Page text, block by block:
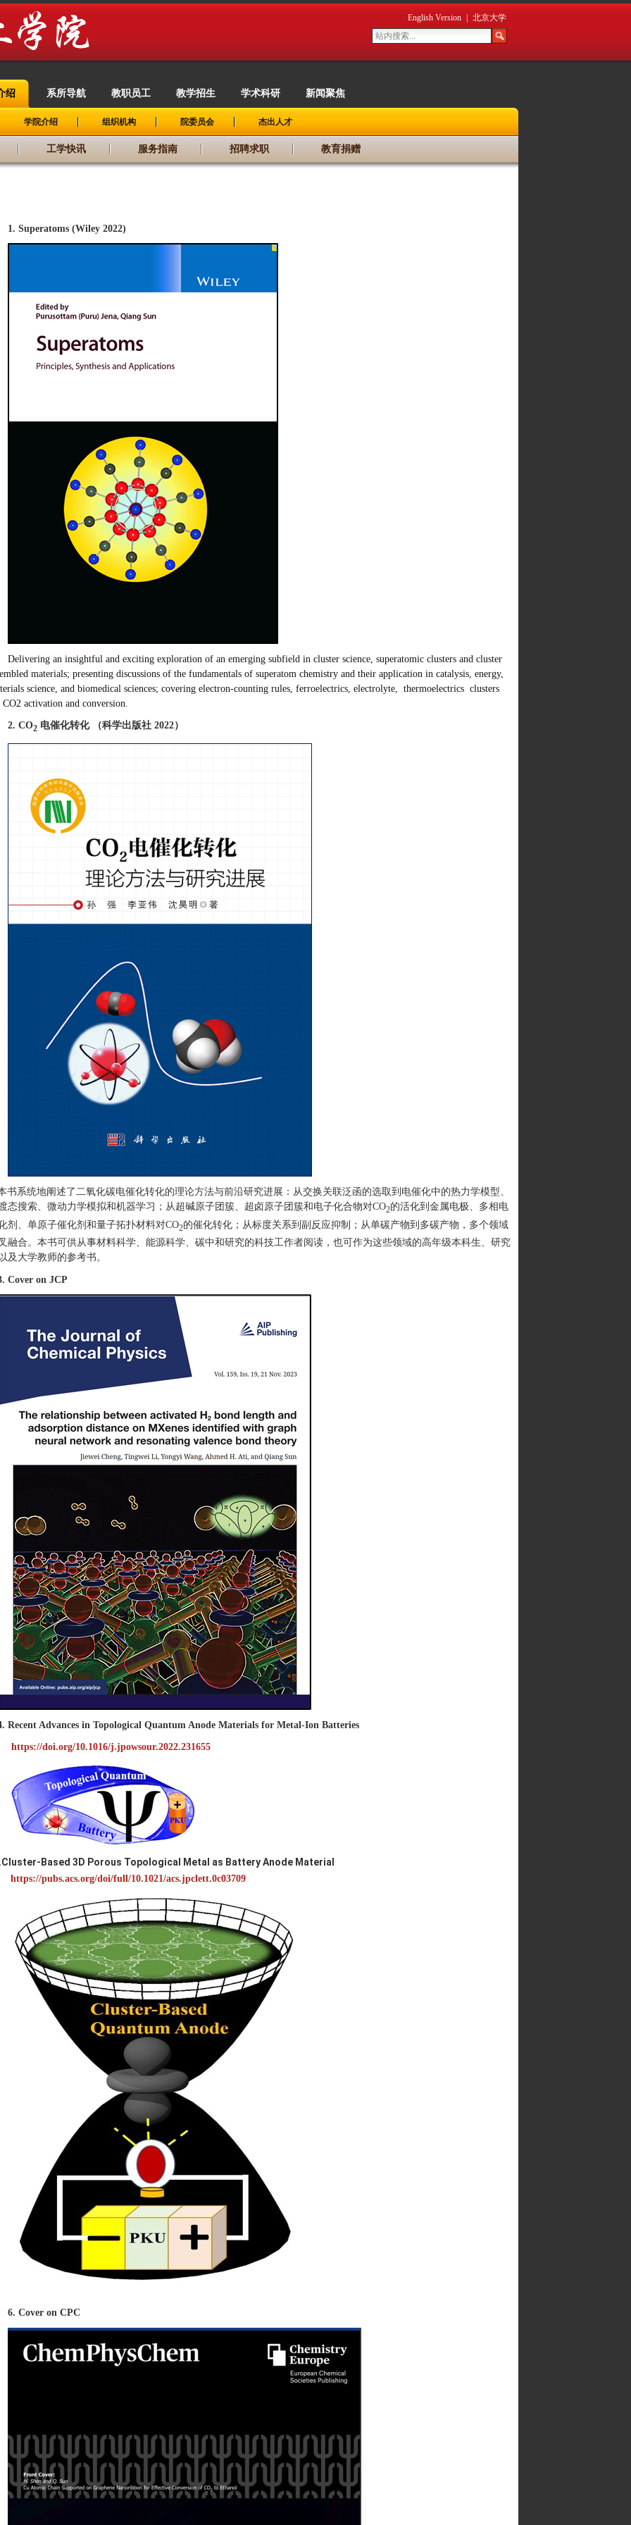
English Version 北京大学
绍 系所导航 教职员工 教学招生 学术科研 新闻聚焦
学院介绍 组织机构 院委员会 杰出人才
工学快讯 服务指南 招聘求职 教育捐赠
1. Superatoms (Wiley 2022)
Delivering an insightful and exciting exploration of an emerging subfield in cluster science, superatomic clusters and cluster
materials; presenting discussions of the fundamentals of superatom chemistry and their application in catalysis, energy,
science, and biomedical sciences; covering electron-counting rules, ferroelectrics, electrolyte, thermoelectrics clusters
CO2 activation and conversion.
2. CO2 电催化转化 （科学出版社 2022）
书系统地阐述了二氧化碳电催化转化的理论方法与前沿研究进展：从交换关联泛函的选取到电催化中的热力学模型、
态搜索、微动力学模拟和机器学习；从超碱原子团簇、超卤原子团簇和电子化合物对CO2的活化到金属电极、多相电
剂、单原子催化剂和量子拓扑材料对CO2的催化转化；从标度关系到副反应抑制；从单碳产物到多碳产物，多个领域
融合。本书可供从事材料科学、能源科学、碳中和研究的科技工作者阅读，也可作为这些领域的高年级本科生、研究
及大学教师的参考书。
Cover on JCP
Recent Advances in Topological Quantum Anode Materials for Metal-Ion Batteries
https://doi.org/10.1016/j.jpowsour.2022.231655
Cluster-Based 3D Porous Topological Metal as Battery Anode Material
https://pubs.acs.org/doi/full/10.1021/acs.jpclett.0c03709
6. Cover on CPC